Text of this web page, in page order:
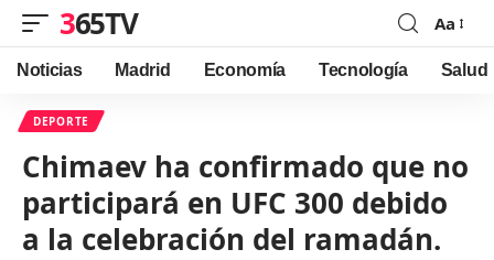
365TV
Font
Resizer
Aa
Noticias Madrid Economía Tecnología Salud
DEPORTE
Chimaev ha confirmado que no
participará en UFC 300 debido
a la celebración del ramadán.